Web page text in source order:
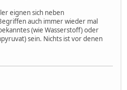
eignen sich neben
auch immer wieder mal
(wie Wasserstoff) oder
sein. Nichts ist vor denen